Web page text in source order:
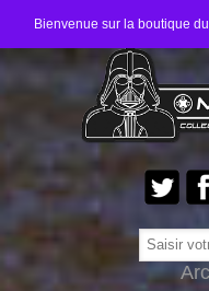
Bienvenue sur la boutique